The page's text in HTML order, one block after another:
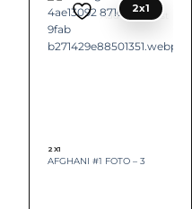
2x1
Add to wishlist
2X1
AFGHANI #1 FOTO – 3